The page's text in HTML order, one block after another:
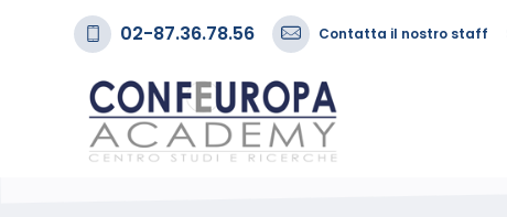
02-87.36.78.56 Contatta il nostro staff